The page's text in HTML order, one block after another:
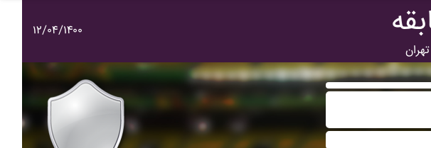
۱۲/۰۴/۱۴۰۰